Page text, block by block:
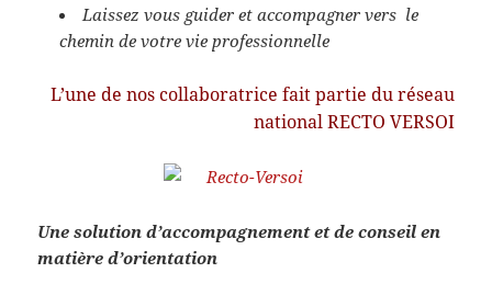
Laissez vous guider et accompagner vers le
chemin de votre vie professionnelle
L’une de nos collaboratrice fait partie du réseau
national RECTO VERSOI
Une solution d’accompagnement et deconseilen
matière d’orientation